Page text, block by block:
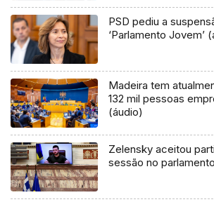
PSD pediu a
‘Parlamento Jovem’
Madeira tem
132 mil pessoas
(áudio)
Zelensky aceitou
sessão no parlamento